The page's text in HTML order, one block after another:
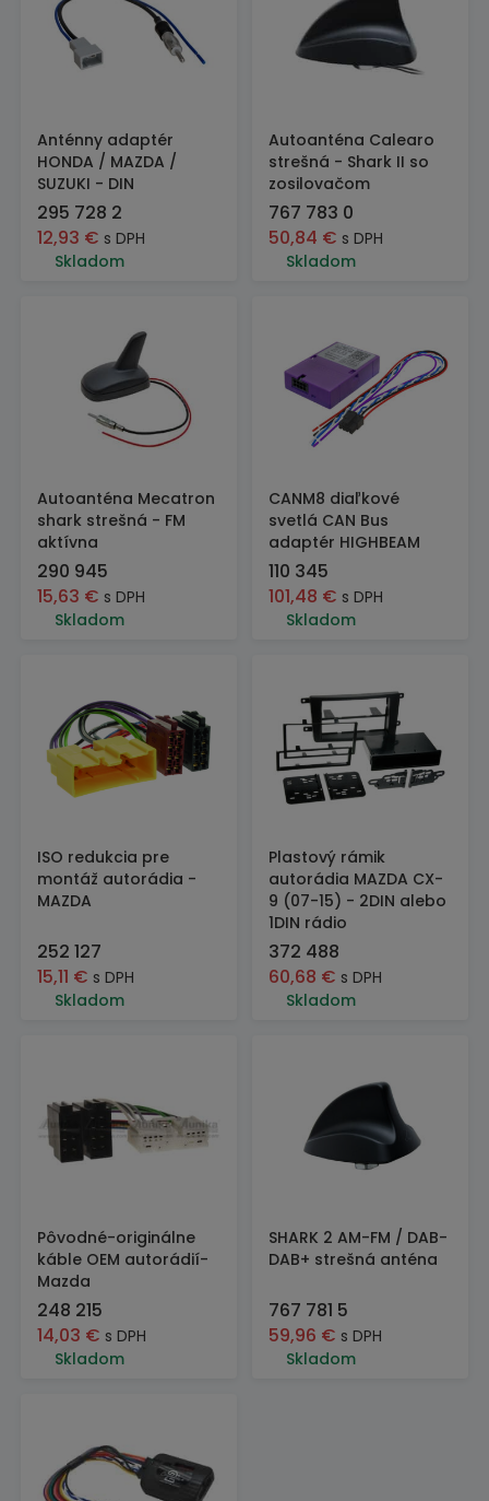
Anténny adaptér
HONDA / MAZDA /
SUZUKI - DIN
295 728 2
12,93 € s DPH
Skladom
Autoanténa Calearo
strešná - Shark II so
zosilovačom
767 783 0
50,84 € s DPH
Skladom
Autoanténa Mecatron
shark strešná - FM
aktívna
290 945
15,63 € s DPH
Skladom
CANM8 diaľkové
svetlá CAN Bus
adaptér HIGHBEAM
110 345
101,48 € s DPH
Skladom
ISO redukcia pre
montáž autorádia -
MAZDA
252 127
15,11 € s DPH
Skladom
Plastový rámik
autorádia MAZDA CX-
9 (07-15) - 2DIN alebo
1DIN rádio
372 488
60,68 € s DPH
Skladom
Pôvodné-originálne
káble OEM autorádií-
Mazda
248 215
14,03 € s DPH
Skladom
SHARK 2 AM-FM / DAB-
DAB+ strešná anténa
767 781 5
59,96 € s DPH
Skladom